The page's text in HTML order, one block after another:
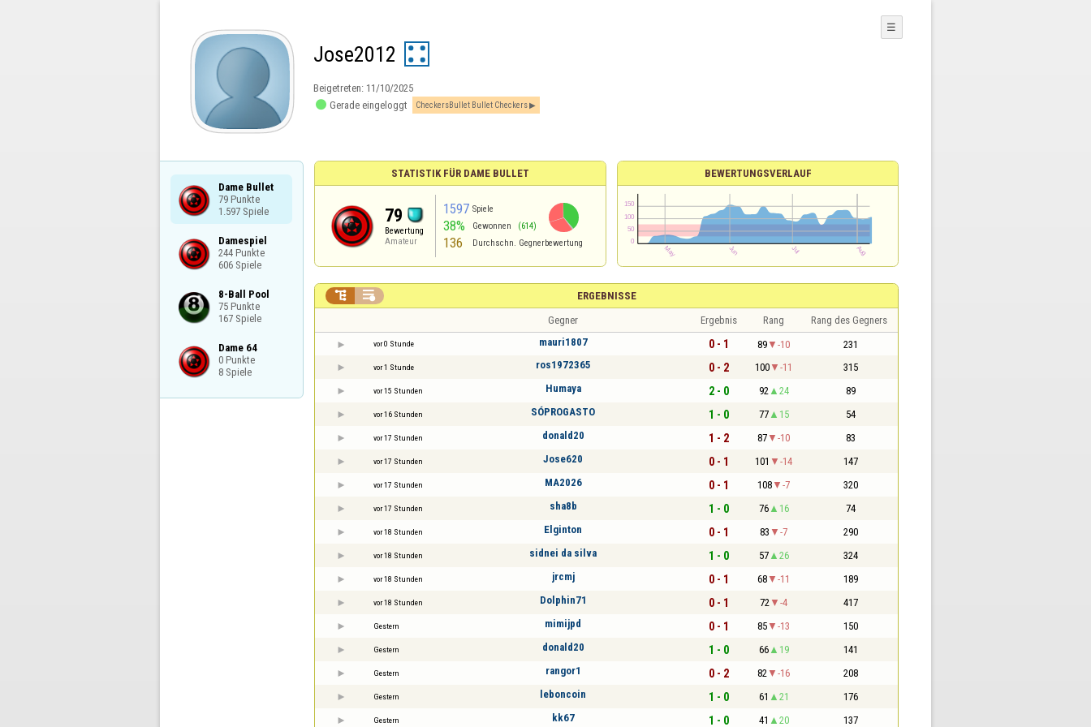
Jose2012
Beigetreten: 11/10/2025
 Gerade eingeloggt CheckersBullet Bullet Checkers
☰
Dame Bullet
79 Punkte
1.597 Spiele
Damespiel
244 Punkte
606 Spiele
8-Ball Pool
75 Punkte
167 Spiele
Dame 64
0 Punkte
8 Spiele
STATISTIK FÜR DAME BULLET
79
Bewertung
Amateur
1597 Spiele
38% Gewonnen (614)
136 Durchschn. Gegnerbewertung
BEWERTUNGSVERLAUF
ERGEBNISSE
 
Gegner Ergebnis Rang Rang des Gegners
vor 0 Stunde mauri1807 0 - 1 89 -10 231
vor 1 Stunde ros1972365 0 - 2 100 -11 315
vor 15 Stunden Humaya 2 - 0 92 24 89
vor 16 Stunden SÓPROGASTO 1 - 0 77 15 54
vor 17 Stunden donald20 1 - 2 87 -10 83
vor 17 Stunden Jose620 0 - 1 101 -14 147
vor 17 Stunden MA2026 0 - 1 108 -7 320
vor 17 Stunden sha8b 1 - 0 76 16 74
vor 18 Stunden Elginton 0 - 1 83 -7 290
vor 18 Stunden sidnei da silva 1 - 0 57 26 324
vor 18 Stunden jrcmj 0 - 1 68 -11 189
vor 18 Stunden Dolphin71 0 - 1 72 -4 417
Gestern mimijpd 0 - 1 85 -13 150
Gestern donald20 1 - 0 66 19 141
Gestern rangor1 0 - 2 82 -16 208
Gestern leboncoin 1 - 0 61 21 176
Gestern kk67 1 - 0 41 20 137